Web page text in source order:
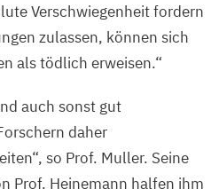
Verschwiegenheit fordern
zulassen, können sich
als tödlich erweisen.“
auch sonst gut
daher
so Prof. Muller. Seine
Prof. Heinemann halfen ihm